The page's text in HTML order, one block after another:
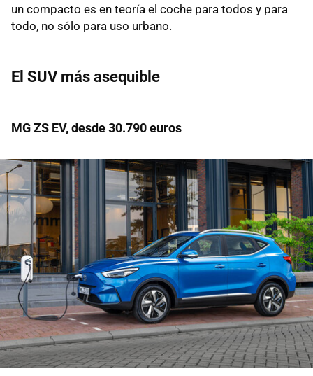
un compacto es en teoría el coche para todos y para
todo, no sólo para uso urbano.
El SUV más asequible
MG ZS EV, desde 30.790 euros